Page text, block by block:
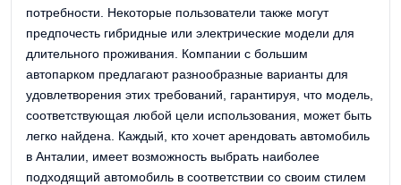
потребности. Некоторые пользователи также могут
предпочесть гибридные или электрические модели для
длительного проживания. Компании с большим
автопарком предлагают разнообразные варианты для
удовлетворения этих требований, гарантируя, что модель,
соответствующая любой цели использования, может быть
легко найдена. Каждый, кто хочет арендовать автомобиль
в Анталии, имеет возможность выбрать наиболее
подходящий автомобиль в соответствии со своим стилем